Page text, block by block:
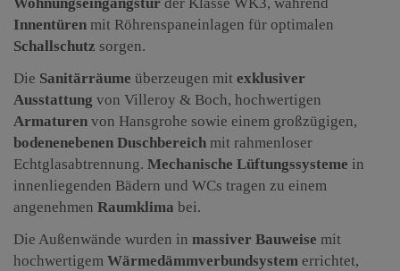
Innentüren mit Röhrenspaneinlagen für optimalen
Schallschutz sorgen.
Die Sanitärräume überzeugen mit exklusiver
Ausstattung von Villeroy & Boch, hochwertigen
Armaturen von Hansgrohe sowie einem großzügigen,
bodenenebenen Duschbereich mit rahmenloser
Echtglasabtrennung. Mechanische Lüftungssysteme in
innenliegenden Bädern und WCs tragen zu einem
angenehmen Raumklima bei.
Die Außenwände wurden in massiver Bauweise mit
hochwertigem Wärmedämmverbundsystem errichtet,